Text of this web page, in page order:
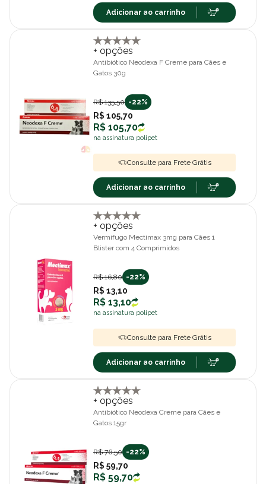
Adicionar ao carrinho
+ opções
Antibiótico Neodexa F Creme para Cães e
Gatos 30g
R$ 135,50 -22%
R$ 105,70
R$ 105,70
na assinatura polipet
Consulte para Frete Grátis
Adicionar ao carrinho
+ opções
Vermifugo Mectimax 3mg para Cães 1
Blister com 4 Comprimidos
R$ 16,80 -22%
R$ 13,10
R$ 13,10
na assinatura polipet
Consulte para Frete Grátis
Adicionar ao carrinho
+ opções
Antibiótico Neodexa Creme para Cães e
Gatos 15gr
R$ 76,50 -22%
R$ 59,70
R$ 59,70